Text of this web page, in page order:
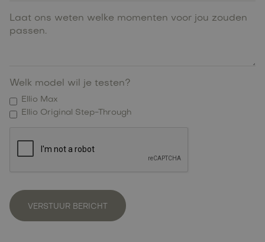
Welk model wil je testen?
Ellio Max
Ellio Original Step-Through